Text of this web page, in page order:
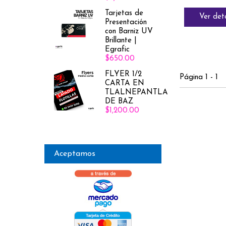
Tarjetas de
Presentación
con Barniz UV
Brillante |
Egrafic
$650.00
FLYER 1/2
CARTA EN
TLALNEPANTLA
DE BAZ
$1,200.00
Aceptamos
Ver
Página 1 - 1